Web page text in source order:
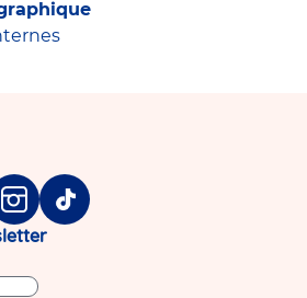
Tiktok